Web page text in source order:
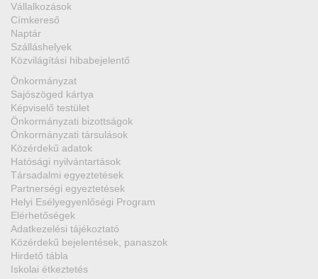
Vállalkozások
Címkereső
Naptár
Szálláshelyek
Közvilágítási hibabejelentő
Önkormányzat
Sajószöged kártya
Képviselő testület
Önkormányzati bizottságok
Önkormányzati társulások
Közérdekű adatok
Hatósági nyilvántartások
Társadalmi egyeztetések
Partnerségi egyeztetések
Helyi Esélyegyenlőségi Program
Elérhetőségek
Adatkezelési tájékoztató
Közérdekű bejelentések, panaszok
Hirdető tábla
Iskolai étkeztetés